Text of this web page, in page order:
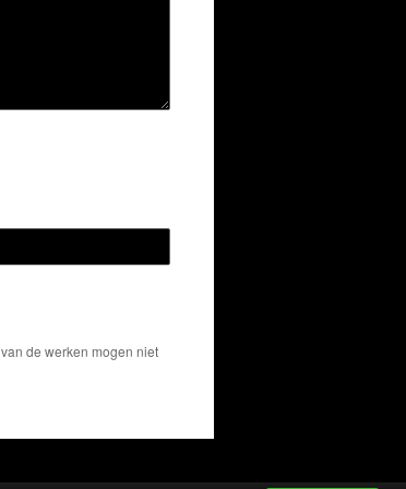
de werken mogen niet